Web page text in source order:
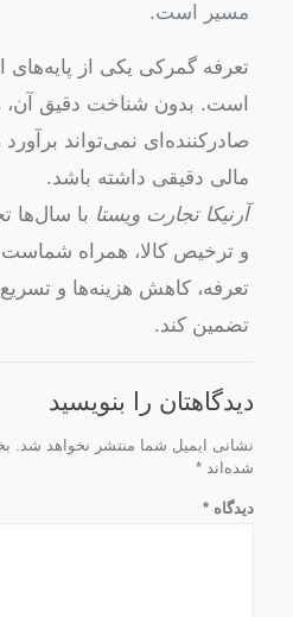
مسیر است.
تعرفه گمرکی یکی از
است. بدون شناخت دقیق آن،
صادرکننده‌ای نمی‌تواند برآورد
مالی دقیقی داشته باشد.
آرنیکا تجارت ویستا با سال‌ها
و ترخیص کالا، همراه
تعرفه، کاهش هزینه‌ها و تسریع
تضمین کند.
دیدگاهتان را بنویسید
نشانی ایمیل شما منتشر نخواهد شد.
شده‌اند*
دیدگاه*